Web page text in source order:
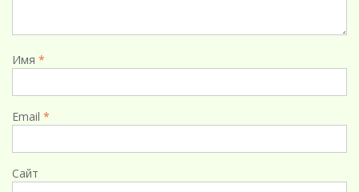
Имя *
Email *
Сайт